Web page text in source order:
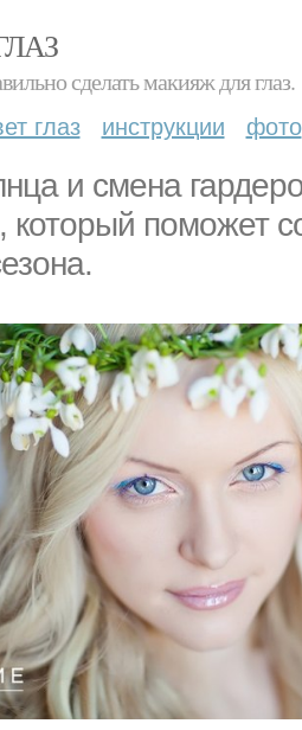
сделать макияж для глаз.
глаз инструкции фото
и смена
который поможет